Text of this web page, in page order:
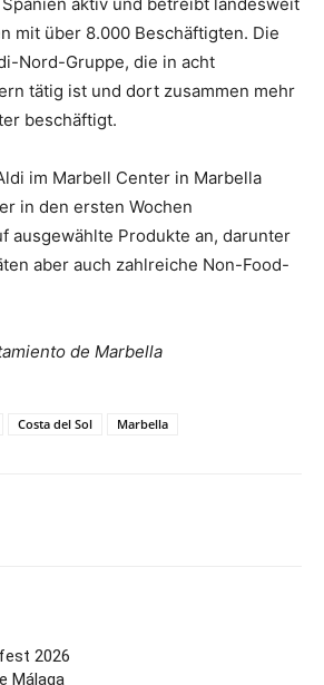
mit über 8.000 Beschäftigten. Die
Nord-Gruppe, die in acht
tätig ist und dort zusammen mehr
beschäftigt.
im Marbell Center in Marbella
in den ersten Wochen
ausgewählte Produkte an, darunter
aber auch zahlreiche Non-Food-
de Marbella
Costa del Sol Marbella
2026
Málaga